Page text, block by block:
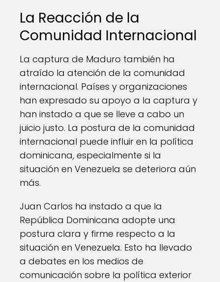
La Reacción de la
Comunidad Internacional
La captura de Maduro también ha
atraído la atención de la comunidad
internacional. Países y organizaciones
han expresado su apoyo a la captura y
han instado a que se lleve a cabo un
juicio justo. La postura de la comunidad
internacional puede influir en la política
dominicana, especialmente si la
situación en Venezuela se deteriora aún
más.
Juan Carlos ha instado a que la
República Dominicana adopte una
postura clara y firme respecto a la
situación en Venezuela. Esto ha llevado
a debates en los medios de
comunicación sobre la política exterior